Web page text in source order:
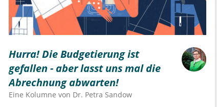
Hurra! Die Budgetierung ist
gefallen - aber lasst uns mal die
Abrechnung abwarten!
Eine Kolumne von Dr. Petra Sandow